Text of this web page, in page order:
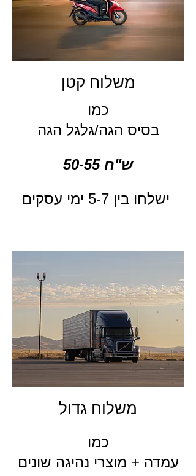
משלוח קטן
כמו
בסיס הגה/גלגל הגה
50-55 ש"ח
משלוח גדול
כמו
עמדה + מוצרי נהיגה שונים